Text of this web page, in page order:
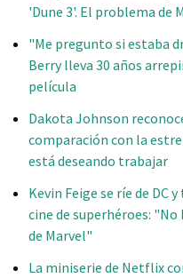
'Dune 3'. El problema de
"Me pregunto si estaba
Berry lleva 30 años
película
Dakota Johnson
comparación con la
está deseando trabajar
Kevin Feige se ríe de DC
cine de superhéroes:
de Marvel"
La miniserie de Netflix